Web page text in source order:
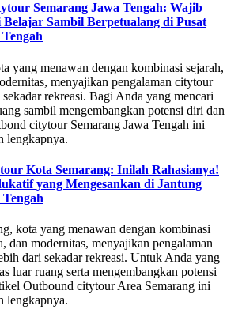
Semarang Jawa Tengah: Wajib
Belajar Sambil Berpetualang di Pusat
yang menawan dengan kombinasi sejarah,
menyajikan pengalaman citytour
rekreasi. Bagi Anda yang mencari
sambil mengembangkan potensi diri dan
citytour Semarang Jawa Tengah ini
lengkapnya.
Kota Semarang: Inilah Rahasianya!
yang Mengesankan di Jantung
kota yang menawan dengan kombinasi
dan modernitas, menyajikan pengalaman
dari sekadar rekreasi. Untuk Anda yang
luar ruang serta mengembangkan potensi
Outbound citytour Area Semarang ini
lengkapnya.